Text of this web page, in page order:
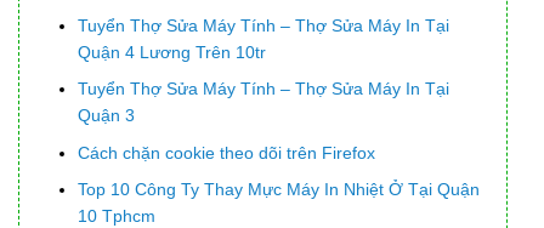
Tuyển Thợ Sửa Máy Tính – Thợ Sửa Máy In Tại
Quận 4 Lương Trên 10tr
Tuyển Thợ Sửa Máy Tính – Thợ Sửa Máy In Tại
Quận 3
Cách chặn cookie theo dõi trên Firefox
Top 10 Công Ty Thay Mực Máy In Nhiệt Ở Tại Quận
10 Tphcm